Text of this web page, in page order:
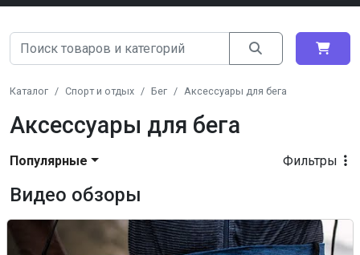
Каталог Спорт и отдых Бег Аксессуары для бега
Аксессуары для бега
Фильтры
Популярные
Видео обзоры